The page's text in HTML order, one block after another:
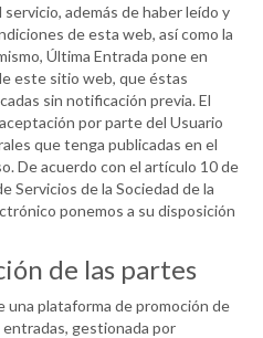
además de haber leído y
de esta web, así como la
Última Entrada pone en
este sitio web, que éstas
sin notificación previa. El
por parte del Usuario
que tenga publicadas en el
De acuerdo con el artículo 10 de
Servicios de la Sociedad de la
ponemos a su disposición
de las partes
plataforma de promoción de
gestionada por